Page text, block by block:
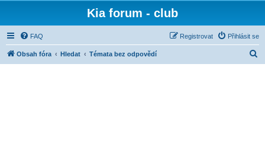
Kia forum - club
FAQ Přihlásit se
Registrovat
Obsah fóra Hledat Témata bez odpovědí